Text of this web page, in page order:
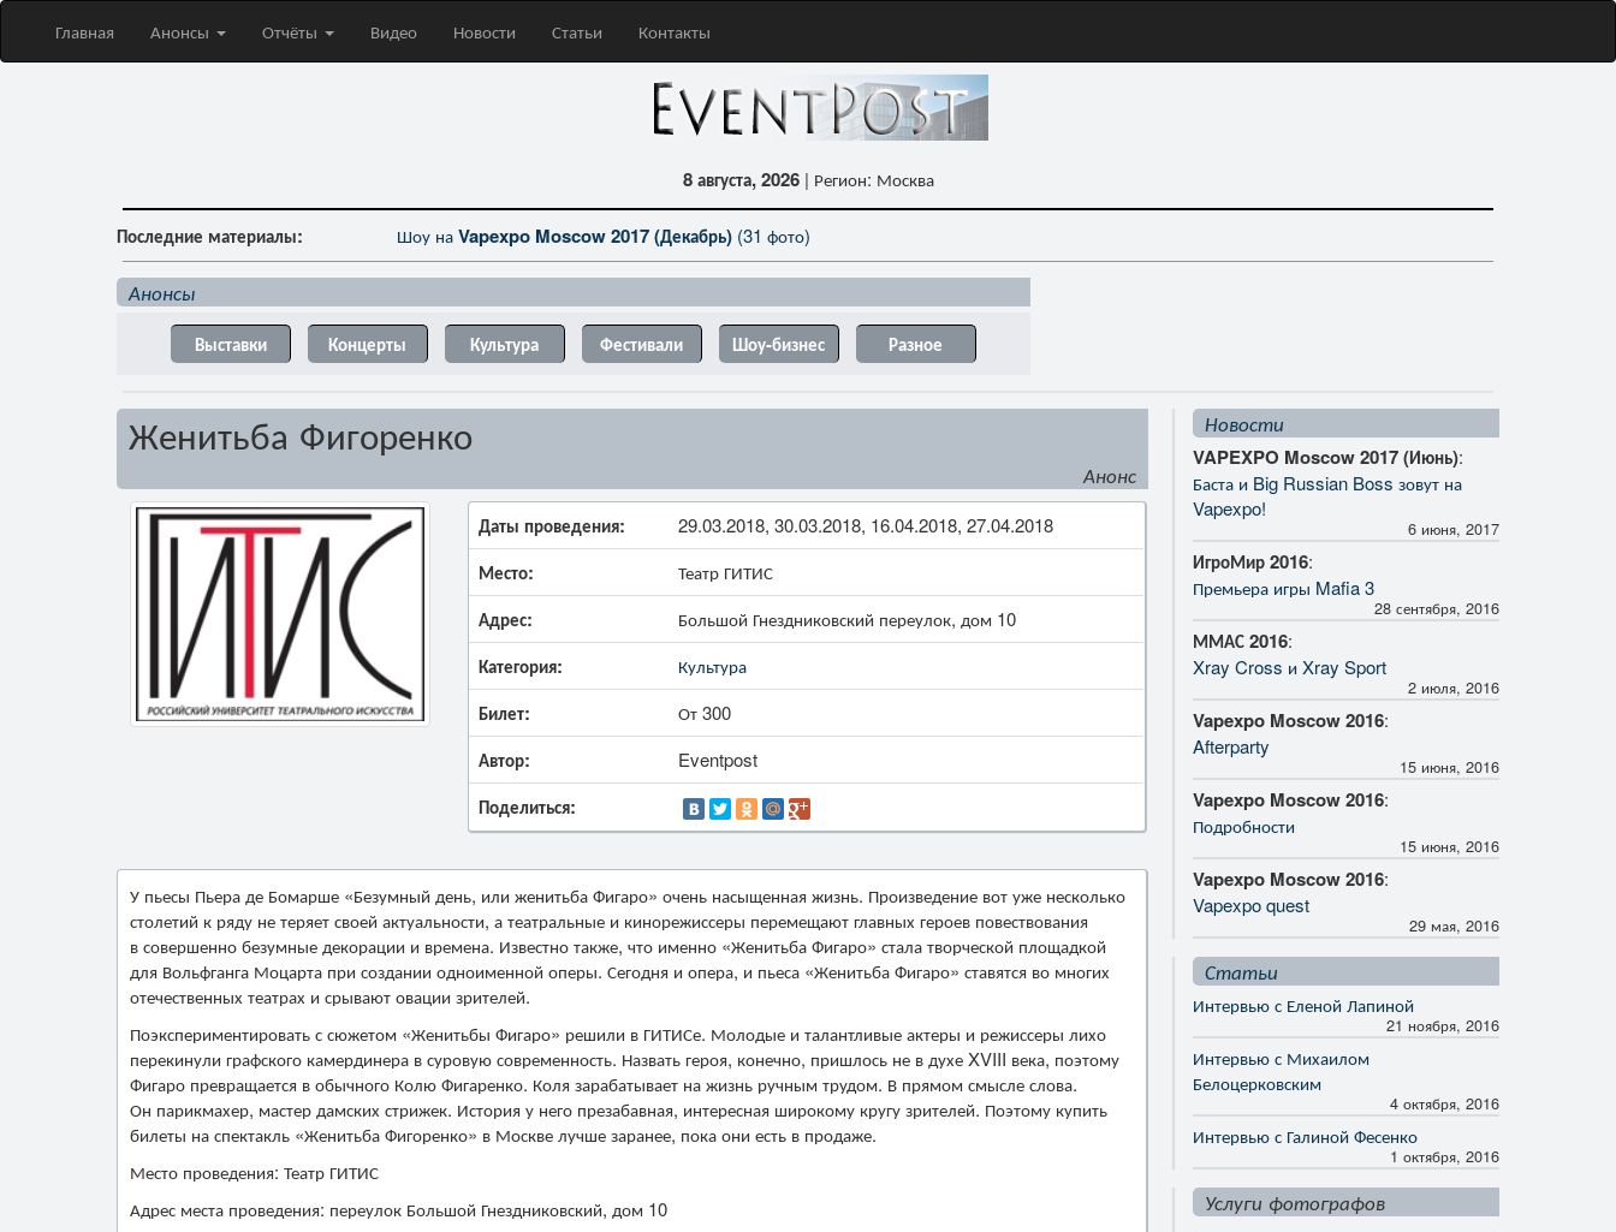
Главная Анонсы Отчёты Видео Новости Статьи Контакты
8 августа, 2026 | Регион: Москва
Последние материалы: Шоу наVapexpo Moscow 2017 (Декабрь)(31 фото)
Анонсы
Выставки Концерты Культура Фестивали Шоу-бизнес Разное
Женитьба Фигоренко
Анонс
Даты проведения: 29.03.2018, 30.03.2018, 16.04.2018, 27.04.2018
Место: Театр ГИТИС
Адрес: Большой Гнездниковский переулок, дом 10
Категория: Культура
Билет: От 300
Автор: Eventpost
Поделиться:
У пьесы Пьера де Бомарше «Безумный день, или женитьба Фигаро» очень насыщенная жизнь. Произведение вот уже несколько
столетий к ряду не теряет своей актуальности, а театральные и кинорежиссеры перемещают главных героев повествования
в совершенно безумные декорации и времена. Известно также, что именно «Женитьба Фигаро» стала творческой площадкой
для Вольфганга Моцарта при создании одноименной оперы. Сегодня и опера, и пьеса «Женитьба Фигаро» ставятся во многих
отечественных театрах и срывают овации зрителей.
Поэкспериментировать с сюжетом «Женитьбы Фигаро» решили в ГИТИСе. Молодые и талантливые актеры и режиссеры лихо
перекинули графского камердинера в суровую современность. Назвать героя, конечно, пришлось не в духе XVIII века, поэтому
Фигаро превращается в обычного Колю Фигаренко. Коля зарабатывает на жизнь ручным трудом. В прямом смысле слова.
Он парикмахер, мастер дамских стрижек. История у него презабавная, интересная широкому кругу зрителей. Поэтому купить
билеты на спектакль «Женитьба Фигоренко» в Москве лучше заранее, пока они есть в продаже.
Место проведения: Театр ГИТИС
Адрес места проведения: переулок Большой Гнездниковский, дом 10
Новости
VAPEXPO Moscow 2017 (Июнь):
Баста и Big Russian Boss зовут на
Vapexpo!
6 июня, 2017
ИгроМир 2016:
Премьера игры Mafia 3
28 сентября, 2016
ММАС 2016:
Xray Cross и Xray Sport
2 июля, 2016
Vapexpo Moscow 2016:
Afterparty
15 июня, 2016
Vapexpo Moscow 2016:
Подробности
15 июня, 2016
Vapexpo Moscow 2016:
Vapexpo quest
29 мая, 2016
Статьи
Интервью с Еленой Лапиной
21 ноября, 2016
Интервью с Михаилом
Белоцерковским
4 октября, 2016
Интервью с Галиной Фесенко
1 октября, 2016
Услуги фотографов